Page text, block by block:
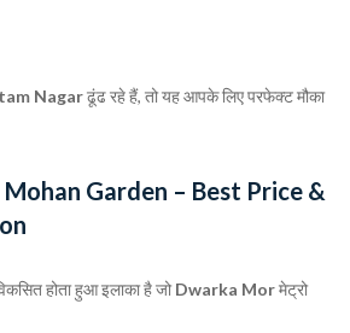
Nagarढूंढ रहे हैं, तो यह आपके लिए परफेक्ट मौका
Mohan Garden – Best Price &
होता हुआ इलाका है जोDwarka Morमेट्रो